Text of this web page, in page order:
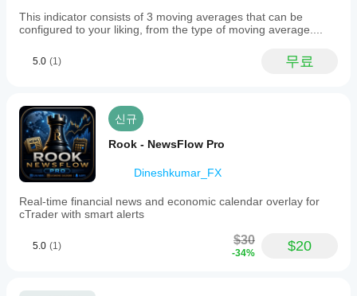
크로스
추세 강도
This indicator consists of 3 moving averages that can be
configured to your liking, from the type of moving average....
5.0 (1) 무료
신규
Rook - NewsFlow Pro
Dineshkumar_FX
Real-time financial news and economic calendar overlay for
cTrader with smart alerts
5.0 (1) $30
-34% $20